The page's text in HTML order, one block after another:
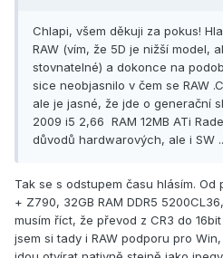
Chlapi, všem děkuji za pokus!
RAW (vím, že 5D je nižší model,
stovnatelné) a dokonce na
sice neobjasnilo v čem se RAW
ale je jasné, že jde o generační
2009 i5 2,66 RAM 12MB ATi
důvodů hardwarových, ale i SW
Tak se s odstupem času hlásím. Od
+ Z790, 32GB RAM DDR5
musím říct, že převod z CR3 do
jsem si tady i RAW podporu pro